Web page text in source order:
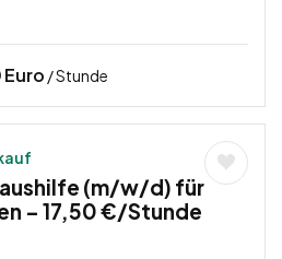
Euro / Stunde
(m/w/d) für
– 17,50 €/Stunde